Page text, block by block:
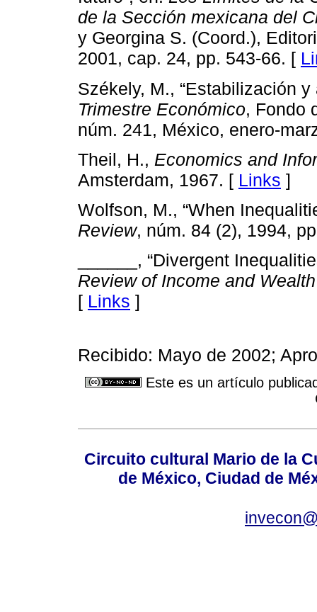
de la Sección mexicana del
y Georgina S. (Coord.),
2001, cap. 24, pp. 543-66. [
Székely, M., “Estabilización
Trimestre Económico, Fondo
núm. 241, México, enero-
Theil, H., Economics and
Amsterdam, 1967. [ Links ]
Wolfson, M., “When
Review, núm. 84 (2), 1994,
______, “Divergent
Review of Income and Wealth
[ Links ]
Recibido: Mayo de 2002;
Este es un artículo
Circuito cultural Mario de la
de México, Ciudad de